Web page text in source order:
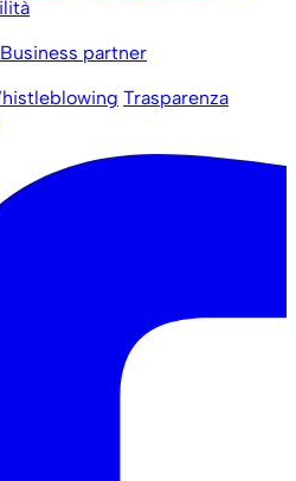
Business partner
Trasparenza